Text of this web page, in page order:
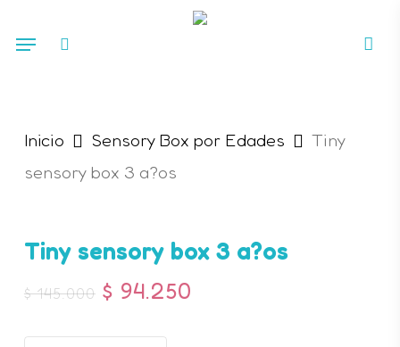
Menu
Inicio Sensory Box por Edades
Tiny
sensory box 3 a?os
Tiny sensory box 3 a?os
$145.000 $ 94.250
electrónico no será publicada.
Los campos obligatorios están
Tu puntuación *
Tu valoración